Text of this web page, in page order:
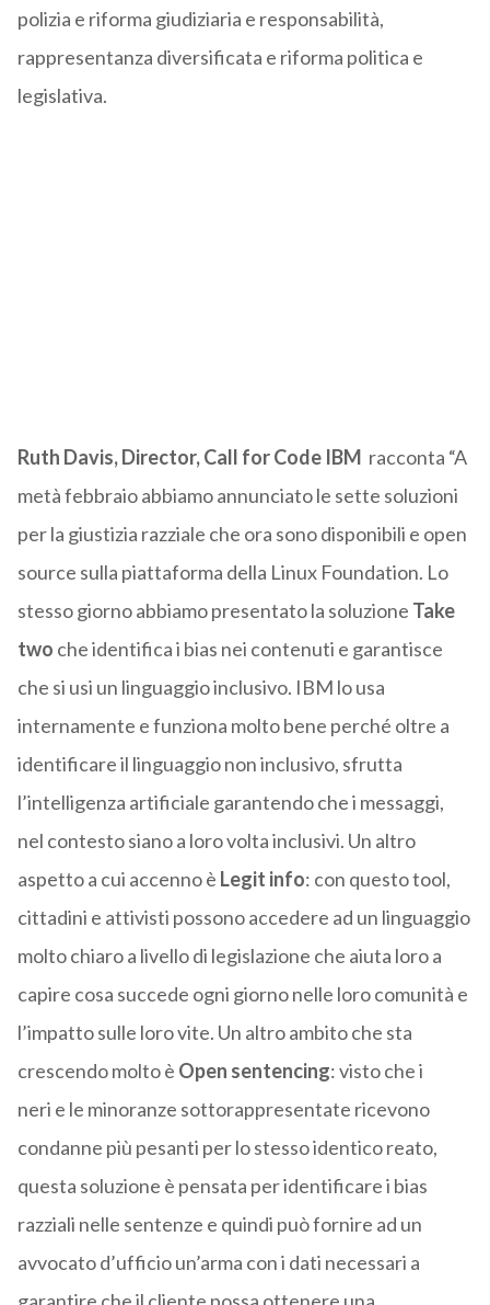
polizia e riforma giudiziaria e responsabilità,
rappresentanza diversificata e riforma politica e
legislativa.
Ruth Davis, Director, Call for Code IBM racconta “A
metà febbraio abbiamo annunciato le sette soluzioni
per la giustizia razziale che ora sono disponibili e open
source sulla piattaforma della Linux Foundation. Lo
stesso giornoabbiamopresentatola soluzione Take
two cheidentifica i bias nei contenuti e garantisce
che si usi un linguaggio inclusivo. IBM lo usa
internamente e funziona molto bene perché oltre a
identificare il linguaggio noninclusivo, sfrutta
l’intelligenza artificiale garantendo che i messaggi,
nel contesto siano a loro voltainclusivi. Un altro
aspetto a cui accenno è Legit info: con questo tool,
cittadini e attivisti possono accedere ad un linguaggio
molto chiaro a livello di legislazione che aiuta loro a
capire cosa succede ogni giorno nelle loro comunità e
l’impatto sulle loro vite. Un altro ambito che sta
crescendo molto è Open sentencing: visto che i
neri e le minoranze sottorappresentate ricevono
condanne più pesanti per lo stessoidenticoreato,
questa soluzione è pensata per identificare i bias
razziali nelle sentenze e quindi può fornire ad un
avvocato d’ufficio un’arma con i dati necessari a